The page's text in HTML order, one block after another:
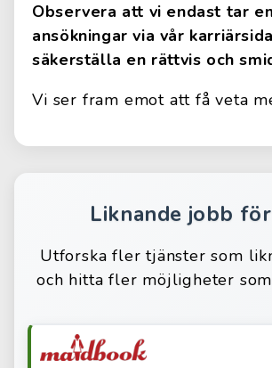
Observera att vi endast tar
ansökningar via vår
säkerställa en rättvis och
Vi ser fram emot att få veta
Liknande jobb
Utforska fler tjänster som
och hitta fler möjligheter